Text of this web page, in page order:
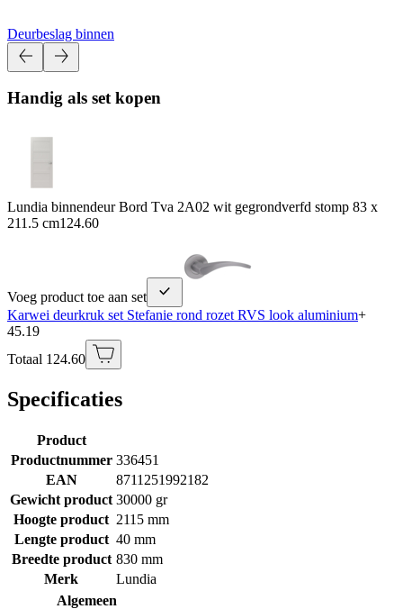
Deurbeslag binnen
Handig als set kopen
Lundia binnendeur Bord Tva 2A02 wit gegrondverfd stomp 83 x
211.5 cm124.60
Voeg product toe aan set
Karwei deurkruk set Stefanie rond rozet RVS look aluminium+
45.19
Totaal 124.60
Specificaties
Product
Productnummer 336451
EAN
8711251992182
Gewicht product 30000 gr
Hoogte product 2115 mm
Lengte product 40 mm
Breedte product 830 mm
Merk
Lundia
Algemeen